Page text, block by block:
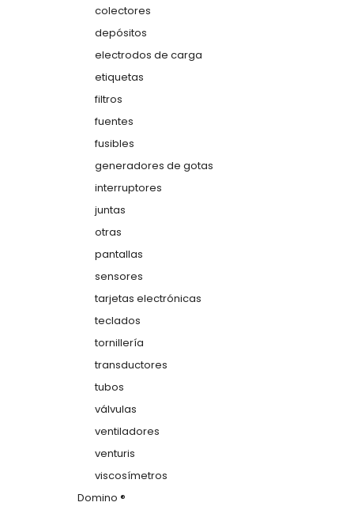
colectores
depósitos
electrodos de carga
etiquetas
filtros
fuentes
fusibles
generadores de gotas
interruptores
juntas
otras
pantallas
sensores
tarjetas electrónicas
teclados
tornillería
transductores
tubos
válvulas
ventiladores
venturis
viscosímetros
Domino ®